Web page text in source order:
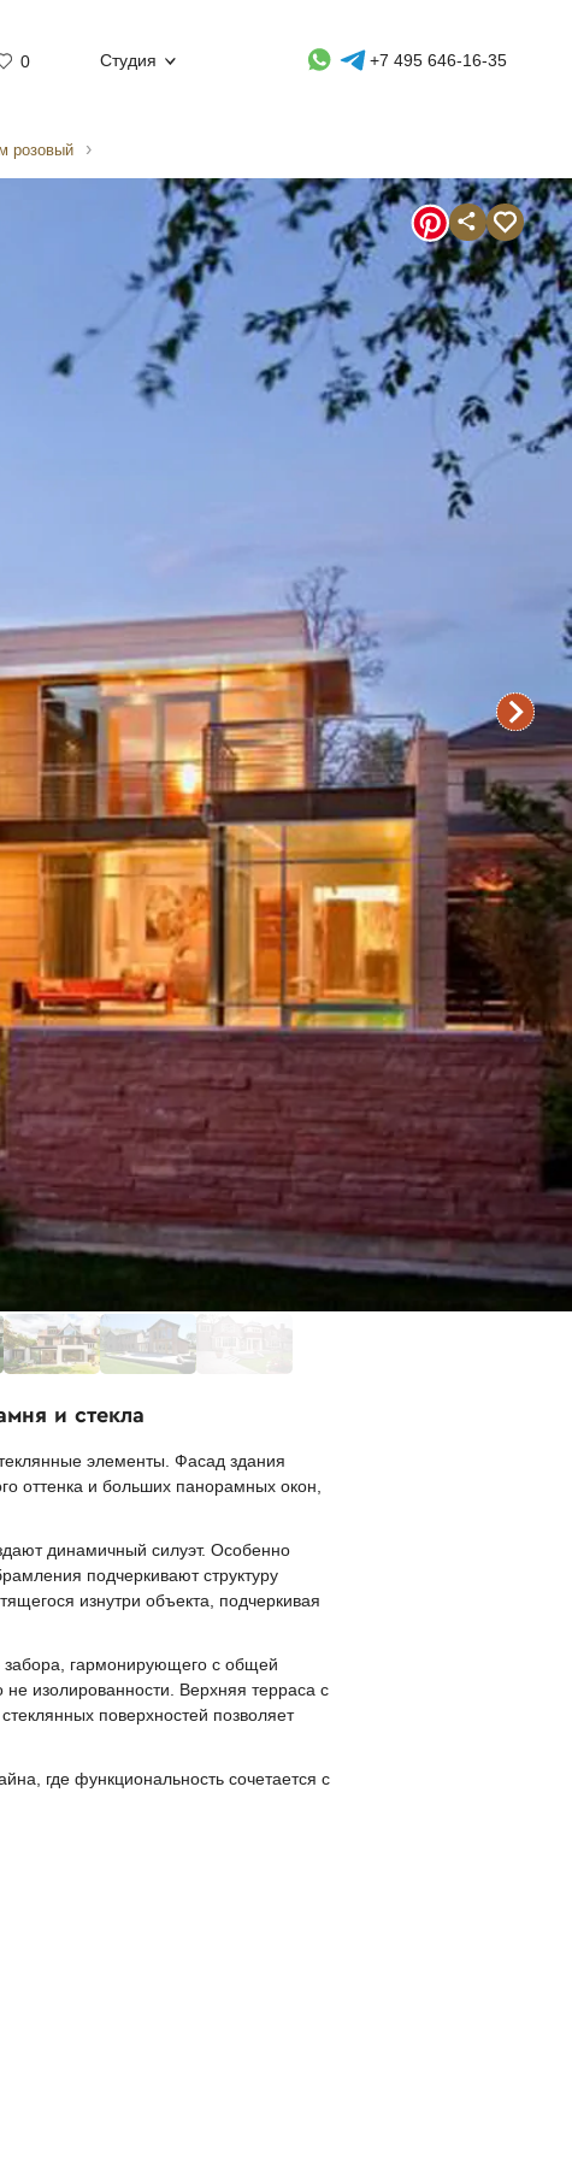
0 Студия Whatsapp контакт
Telegram контакт
+7 495 646-16-35
розовый
и стекла
элементы. Фасад здания
оттенка и больших панорамных окон,
динамичный силуэт. Особенно
подчеркивают структуру
изнутри объекта, подчеркивая
гармонирующего с общей
изолированности. Верхняя терраса с
поверхностей позволяет
где функциональность сочетается с